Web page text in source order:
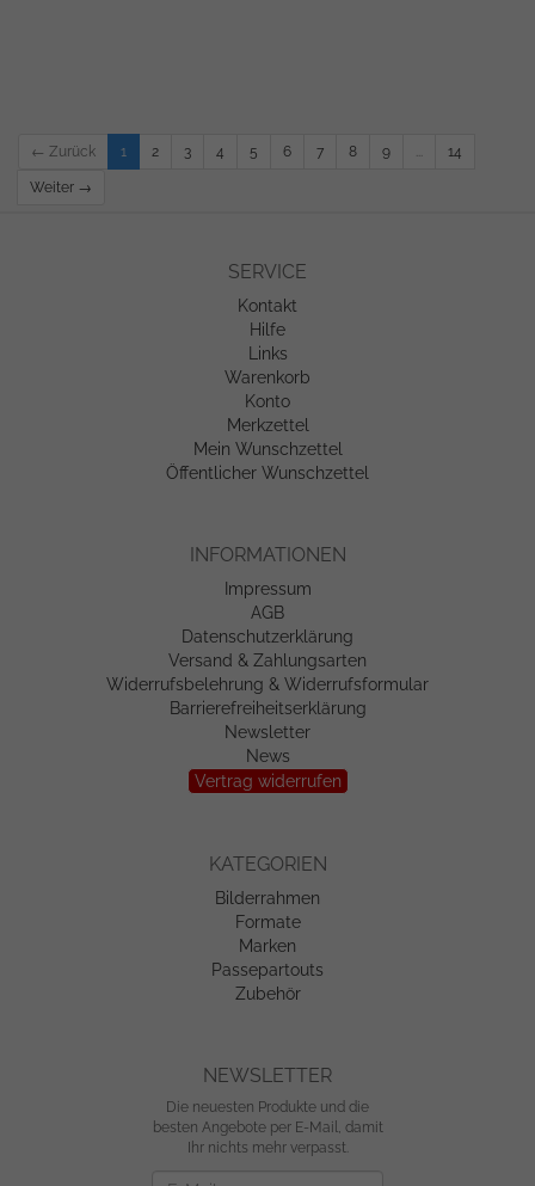
← Zurück 1 2 3 4 5 6 7 8 9 ... 14
Weiter →
SERVICE
Kontakt
Hilfe
Links
Warenkorb
Konto
Merkzettel
Mein Wunschzettel
Öffentlicher Wunschzettel
INFORMATIONEN
Impressum
AGB
Datenschutzerklärung
Versand & Zahlungsarten
Widerrufsbelehrung & Widerrufsformular
Barrierefreiheitserklärung
Newsletter
News
Vertrag widerrufen
KATEGORIEN
Bilderrahmen
Formate
Marken
Passepartouts
Zubehör
NEWSLETTER
Die neuesten Produkte und die
besten Angebote per E-Mail, damit
Ihr nichts mehr verpasst.